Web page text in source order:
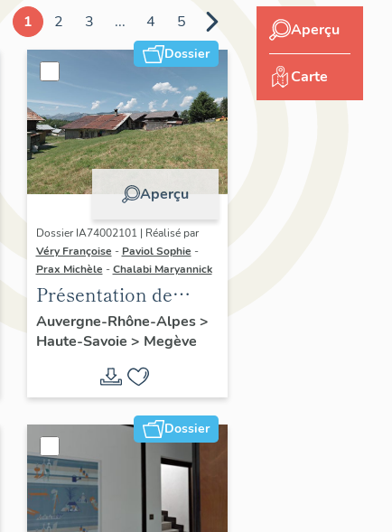
1 2 3 ... 4 5
Dossier
Aperçu
Dossier IA74002101 | Réalisé par
Véry Françoise - Paviol Sophie -
Prax Michèle -Chalabi Maryannick
Présentation de
l'aire d'étude Megève
Auvergne-Rhône-Alpes>
Haute-Savoie > Megève
Dossier
Aperçu
Carte